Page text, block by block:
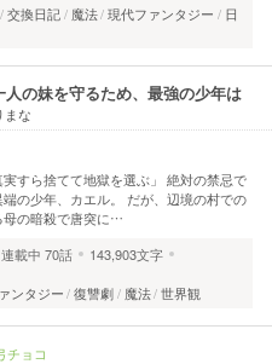
交換日記 魔法 現代ファンタジー
日
の妹を守るため、最強の少年は
まな
実すら捨てて地獄を選ぶ」 絶対の禁忌で
の少年、カエル。 だが、辺境の村での
母の暗殺で唐突に…
連載中 70話
143,903文字
ンタジー 復讐劇 魔法 世界観
チョコ